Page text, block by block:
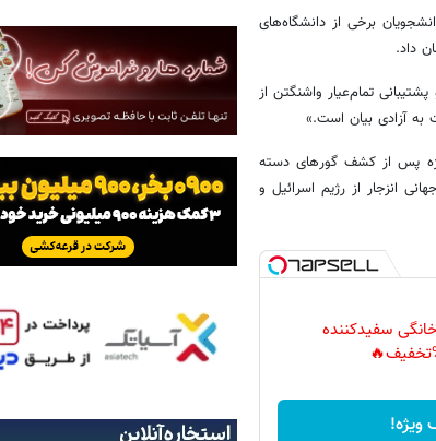
برخی از دانشگاه‌های
داد.
تمام‌عیار واشنگتن از
به آزادی بیان است.»
پس از کشف گورهای دسته
انزجار از رژیم اسرائیل و
سفیدکننده
ویژه!